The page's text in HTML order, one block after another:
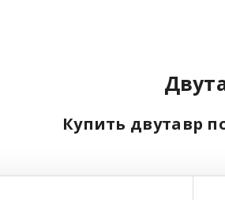
Купить двутавр